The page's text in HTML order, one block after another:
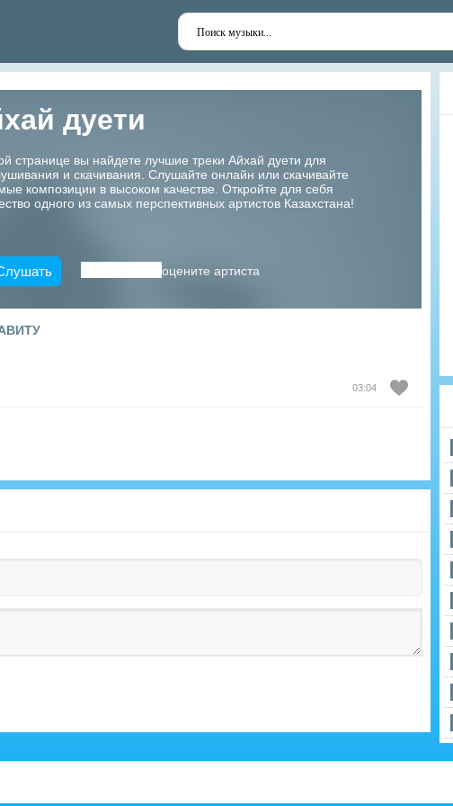
дуети
странице вы найдете лучшие треки Айхай дуети для
и скачивания. Слушайте онлайн или скачивайте
композиции в высоком качестве. Откройте для себя
одного из самых перспективных артистов Казахстана!
оцените артиста
03:04